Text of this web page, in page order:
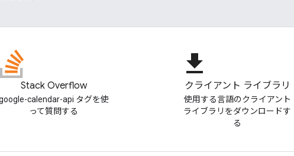
Stack Overflow
calendar-api タグを使
って質問する
file_download
クライアント ライブラリ
使用する言語のクライアント
ライブラリをダウンロードす
る